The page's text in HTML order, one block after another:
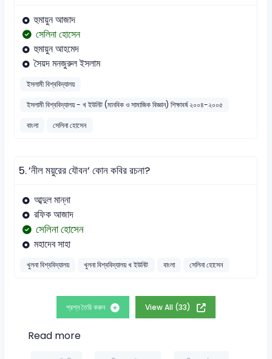
হুমায়ুন আজাদ
সেলিনা হোসেন
হুমায়ুন আহমেদ
সৈয়দ মনজুরুল ইসলাম
ইসলামী বিশ্ববিদ্যালয়
ইসলামী বিশ্ববিদ্যালয় - খ ইউনিট (মানবিক ও সামাজিক বিজ্ঞান) শিক্ষাবর্ষ ২০০৪-২০০৫
বাংলা
সেলিনা হোসেন
5.’নীল ময়ুরের যৌবন’ কোন কবির রচনা?
আব্দুল মান্না
রফিক আজাদ
সেলিনা হোসেন
মহাদেব সাহা
খুলনা বিশ্ববিদ্যালয় খুলনা বিশ্ববিদ্যালয় খ ইউনিট বাংলা সেলিনা হোসেন
প্রশ্ন তৈরি করুন View All (33)
Read more